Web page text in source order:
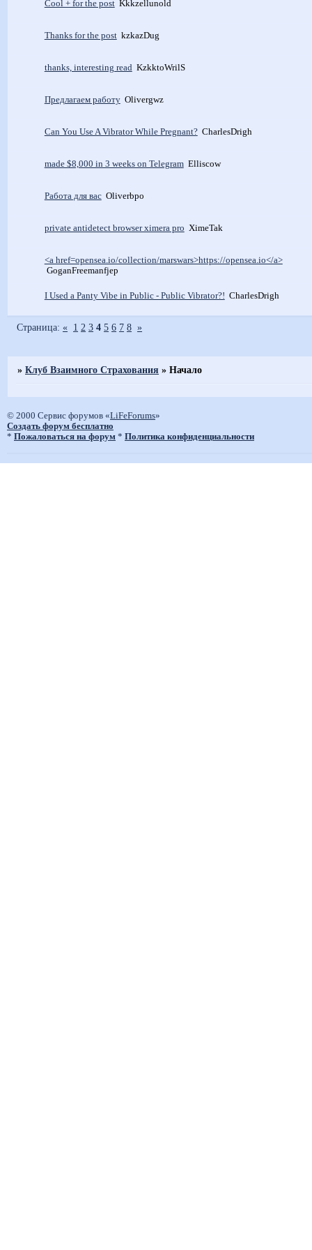
Cool + for the post Kkkzellunold
Thanks for the post kzkazDug
thanks, interesting read KzkktoWrilS
Предлагаем работу Olivergwz
Can You Use A Vibrator While Pregnant? CharlesDrigh
made $8,000 in 3 weeks on Telegram Elliscow
Работа для вас Oliverbpo
private antidetect browser ximera pro XimeTak
<a href=opensea.io/collection/marswars>https://opensea.io</a>
GoganFreemanfjep
I Used a Panty Vibe in Public - Public Vibrator?! CharlesDrigh
Страница:« 1 2 3 4 5 6 7 8 »
»Клуб Взаимного Страхования »Начало
© 2000 Сервис форумов «LiFeForums»
Создать форум бесплатно
* Пожаловаться на форум * Политика конфиденциальности